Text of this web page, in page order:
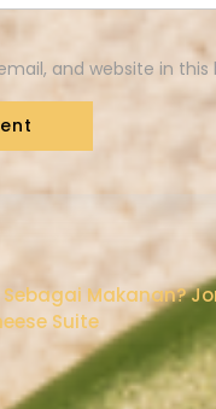
and website in
Sebagai Makanan?
Suite